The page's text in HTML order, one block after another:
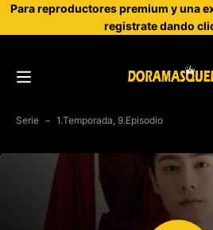
Para reproductores premium y una
registrate dando
Serie 1.Temporada, 9.Episodio